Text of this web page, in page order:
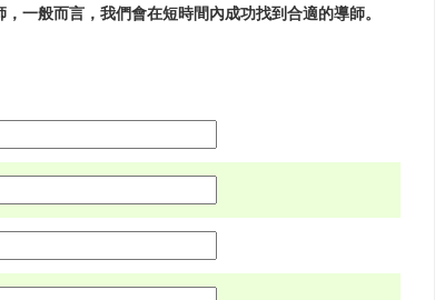
一般而言，我們會在短時間內成功找到合適的導師。